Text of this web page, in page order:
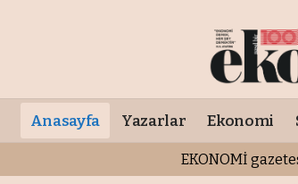
Anasayfa Yazarlar Ekonomi
EKONOMİ